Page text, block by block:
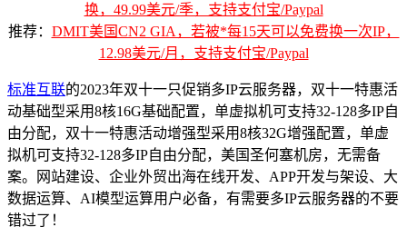
换，49.99美元/季，支持支付宝/Paypal
推荐： DMIT美国CN2 GIA，若被*每15天可以免费换一次IP，
12.98美元/月，支持支付宝/Paypal
标准互联的2023年双十一只促销多IP云服务器，双十一特惠活
动基础型采用8核16G基础配置，单虚拟机可支持32-128多IP自
由分配，双十一特惠活动增强型采用8核32G增强配置，单虚
拟机可支持32-128多IP自由分配，美国圣何塞机房，无需备
案。网站建设、企业外贸出海在线开发、APP开发与架设、大
数据运算、AI模型运算用户必备，有需要多IP云服务器的不要
错过了！